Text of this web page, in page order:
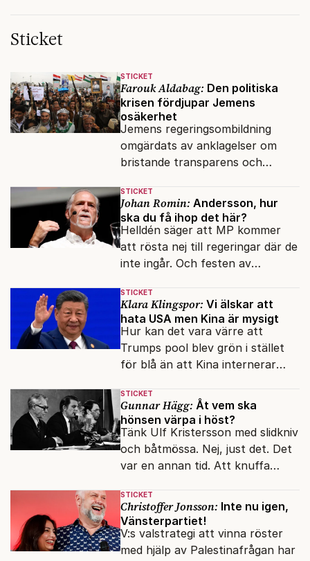
Sticket
STICKET
Farouk Aldabag: Den politiska
krisen fördjupar Jemens
osäkerhet
Jemens regeringsombildning
omgärdats av anklagelser om
bristande transparens och
internationella biståndsmedel.
STICKET
Johan Romin: Andersson, hur
ska du få ihop det här?
Helldén säger att MP kommer
att rösta nej till regeringar där de
inte ingår. Och festen av
betalas med lån.
STICKET
Klara Klingspor: Vi älskar att
hata USA men Kina är mysigt
Hur kan det vara värre att
Trumps pool blev grön i stället
för blå än att Kina internerar
omskolningsläger?
STICKET
Gunnar Hägg: Åt vem ska
hönsen värpa i höst?
Tänk Ulf Kristersson med slidkniv
och båtmössa. Nej, just det. Det
var en annan tid. Att knuffa
otänkbart.
STICKET
Christoffer Jonsson: Inte nu igen,
Vänsterpartiet!
V:s valstrategi att vinna röster
med hjälp av Palestinafrågan har